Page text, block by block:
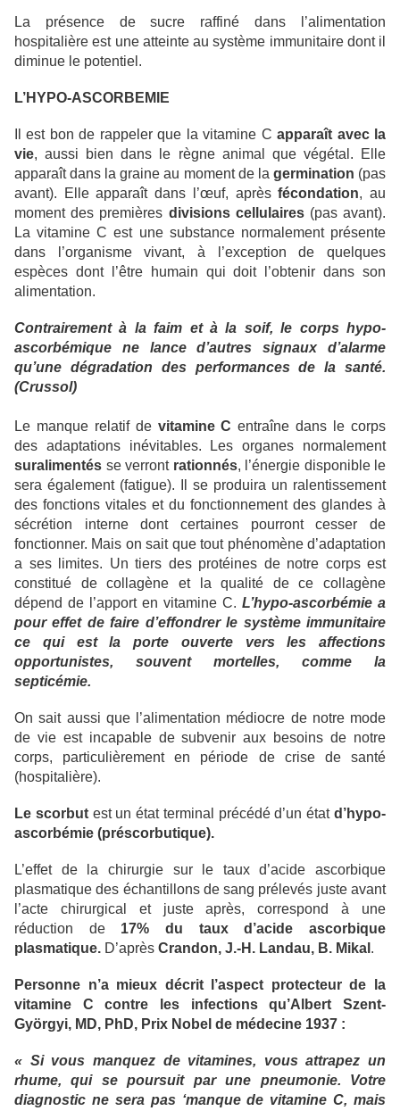
La présence de sucre raffiné dans l’alimentation
hospitalière est une atteinte au système immunitaire dont il
diminue le potentiel.
L’HYPO-ASCORBEMIE
Il est bon de rappeler que la vitamine Capparaît avec la
vie, aussi bien dans le règne animal que végétal. Elle
apparaît dans la graine au moment de la germination (pas
avant). Elle apparaît dans l’œuf, aprèsfécondation, au
moment des premières divisions cellulaires(pas avant).
La vitamine C est une substance normalement présente
dans l’organisme vivant, à l’exception de quelques
espèces dont l’être humain qui doit l’obtenir dans son
alimentation.
Contrairement à la faim et à la soif, le corps hypo-
ascorbémique ne lance d’autres signaux d’alarme
qu’une dégradation des performances de la santé.
(Crussol)
Le manque relatif de vitamine C entraîne dans le corps
des adaptations inévitables. Les organes normalement
suralimentés se verront rationnés, l’énergie disponible le
sera également (fatigue). Il se produira un ralentissement
des fonctions vitales et du fonctionnement des glandes à
sécrétion interne dont certaines pourront cesser de
fonctionner. Mais on sait que tout phénomène d’adaptation
a ses limites. Un tiers des protéines de notre corps est
constitué de collagène et la qualité de ce collagène
dépend de l’apport en vitamine C. L’hypo-ascorbémie a
pour effet de faire d’effondrer le système immunitaire
ce qui est la porte ouverte vers les affections
opportunistes, souvent mortelles, comme la
septicémie.
On sait aussi que l’alimentation médiocre de notre mode
de vie est incapable de subvenir aux besoins de notre
corps, particulièrement en période de crise de santé
(hospitalière).
Le scorbutest un état terminal précédé d’un étatd’hypo-
ascorbémie (préscorbutique).
L’effet de la chirurgie sur le taux d’acide ascorbique
plasmatique des échantillons de sang prélevés juste avant
l’acte chirurgical et juste après, correspond à une
réduction de 17% du taux d’acide ascorbique
plasmatique. D’après Crandon, J.-H. Landau, B. Mikal .
Personne n’a mieux décrit l’aspect protecteur de la
vitamine C contre les infections qu’Albert Szent-
Györgyi, MD, PhD, Prix Nobel de médecine 1937 :
« Si vous manquez de vitamines, vous attrapez un
rhume, qui se poursuit par une pneumonie. Votre
diagnostic ne sera pas ‘manque de vitamine C, mais